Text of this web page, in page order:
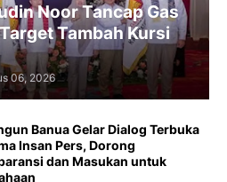
Noor Tancap Gas
Tambah Kursi
06, 2026
Banua Gelar Dialog Terbuka
Insan Pers, Dorong
dan Masukan untuk